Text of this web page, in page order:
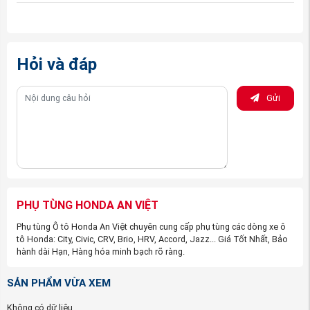
3. Địa điểm mua Mâm và Lốp Xe
Honda Hrv 2022- 2026 : lốp
Bạn vẫn đang cân nhắc nhiều địa chỉ mua Mâm và Lốp
GOODYEAR=215/60R17 96H, mâm 17INCH Hr-
V chính hãng ở đâu. Hay bạn còn ngần ngại với nỗi sợ
sản phẩm mà bạn nhận được không xứng đáng mà túi
Hỏi và đáp
Gửi
PHỤ TÙNG HONDA AN VIỆT
Phụ tùng Ô tô Honda An Việt chuyên cung cấp phụ tùng các dòng xe ô
tô Honda: City, Civic, CRV, Brio, HRV, Accord, Jazz... Giá Tốt Nhất, Bảo
hành dài Hạn, Hàng hóa minh bạch rõ ràng.
SẢN PHẨM VỪA XEM
Không có dữ liệu